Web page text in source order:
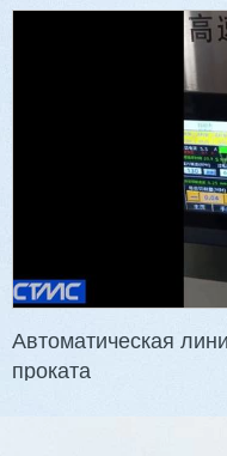
Автоматическая
проката